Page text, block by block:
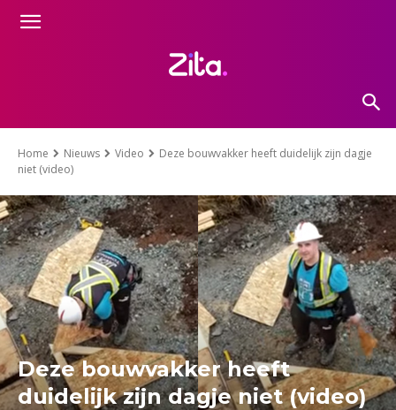
Home Nieuws Video
Deze bouwvakker heeft duidelijk zijn dagje
niet (video)
Deze bouwvakker heeft
duidelijk zijn dagje niet (video)